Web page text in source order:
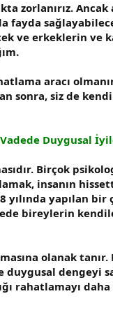
zorlanırız.
fayda
ve erkeklerin ve
aracı
sonra, siz de
Duygusal
Birçok
insanın
yapılan bir
bireylerin
olanak
dengeyi
rahatlamayı